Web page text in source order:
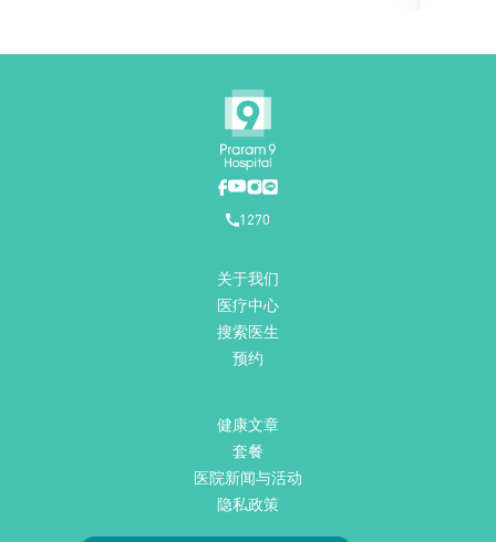
1270
关于我们
医疗中心
搜索医生
预约
健康文章
套餐
医院新闻与活动
隐私政策